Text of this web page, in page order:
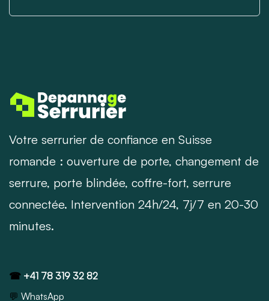
Votre serrurier de confiance en Suisse
romande : ouverture de porte, changement de
serrure, porte blindée, coffre-fort, serrure
connectée. Intervention 24h/24, 7j/7 en 20-30
minutes.
☎ +41 78 319 32 82
💬 WhatsApp